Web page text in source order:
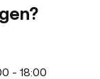
- 18:00